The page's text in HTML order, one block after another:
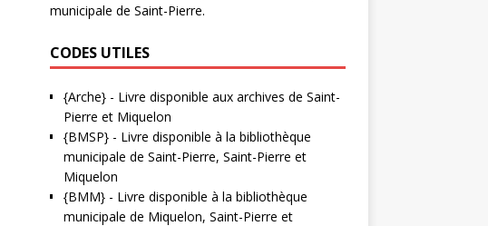
municipale de Saint-Pierre.
CODES UTILES
{Arche}- Livre disponible aux archives de Saint-
Pierre et Miquelon
{BMSP}- Livre disponible à la bibliothèque
municipale de Saint-Pierre, Saint-Pierre et
Miquelon
{BMM}- Livre disponible à la bibliothèque
municipale de Miquelon, Saint-Pierre et